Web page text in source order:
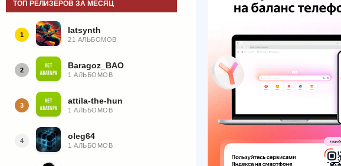
ТОП РЕЛИЗЕРОВ ЗА МЕСЯЦ
1 latsynth
21 АЛЬБОМОВ
2 Baragoz_BAO
1 АЛЬБОМОВ
3 attila-the-hun
1 АЛЬБОМОВ
4 oleg64
1 АЛЬБОМОВ